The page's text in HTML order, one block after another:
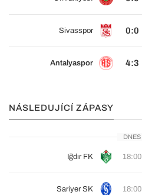
Sivasspor 0:0
Antalyaspor 4:3
NÁSLEDUJÍCÍ ZÁPASY
DNES
Iğdır FK 18:00
Sariyer SK 18:00